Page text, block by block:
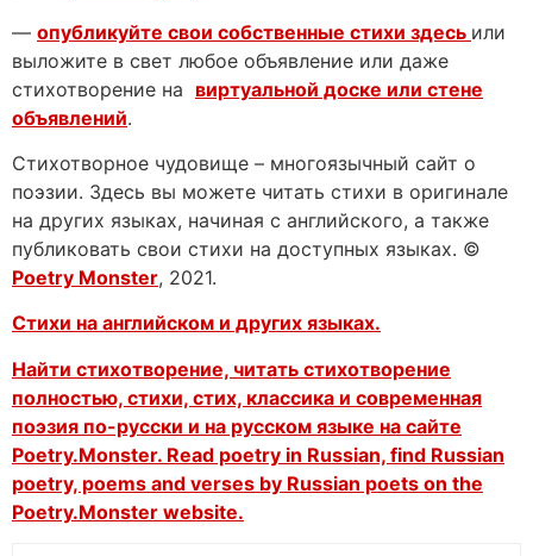
— опубликуйте свои собственные стихи здесь или
выложите в свет любое объявление или даже
стихотворение на виртуальной доске или стене
объявлений.
Стихотворное чудовище – многоязычный сайт о
поэзии. Здесь вы можете читать стихи в оригинале
на других языках, начиная с английского, а также
публиковать свои стихи на доступных языках. ©
Poetry Monster, 2021.
Стихи на английском и других языках.
Найти стихотворение, читать стихотворение
полностью, стихи, стих, классика и современная
поэзия по-русски и на русском языке на сайте
Poetry.Monster. Read poetry in Russian, find Russian
poetry, poems and verses by Russian poets on the
Poetry.Monster website.